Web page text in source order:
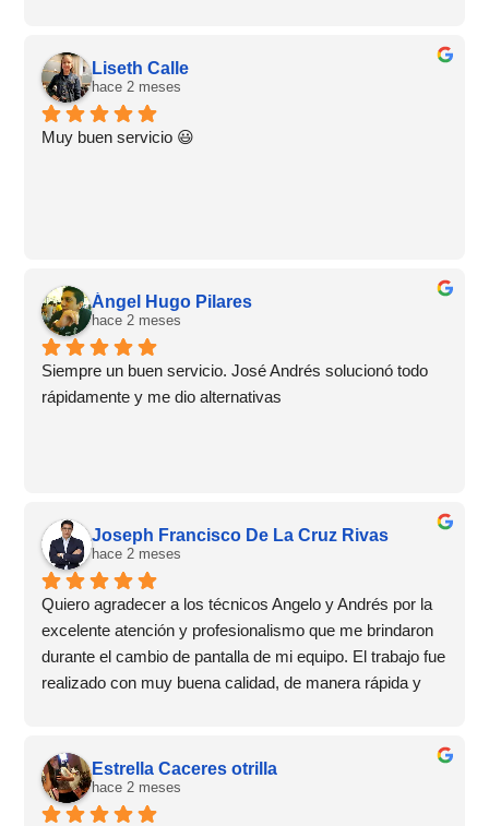
Liseth Calle
hace 2 meses
Muy buen servicio 😃
Ángel Hugo Pilares
hace 2 meses
Siempre un buen servicio. José Andrés solucionó todo
rápidamente y me dio alternativas
Joseph Francisco De La Cruz Rivas
hace 2 meses
Quiero agradecer a los técnicos Angelo y Andrés por la
excelente atención y profesionalismo que me brindaron
durante el cambio de pantalla de mi equipo. El trabajo fue
realizado con muy buena calidad, de manera rápida y
confianza y tranquilidad sobre el servicio recibido.
También aproveché para comprar un protector de
pantalla y un case, ambos de muy buena calidad.Sin
Estrella Caceres otrilla
hace 2 meses